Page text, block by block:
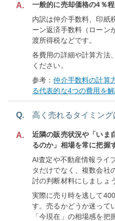
A.
一般的に売却価格の4％程
内訳は仲介手数料、印紙
ーン返済手数料（ローン
渡所得税などです。
各費用の詳細や計算方法
ください。
参考：仲介手数料の計算
る代表的な4つの費用を解
Q. 高く売れるタイミング
A.
近隣の販売状況や「いま
るのか」相場を常に把握
AI査定や不動産情報ライ
タだけでなく、複数会社
討の判断材料にしましょう
実際に売り時を逃して
す。売るかどうか迷って
「今現在」の相場感を把